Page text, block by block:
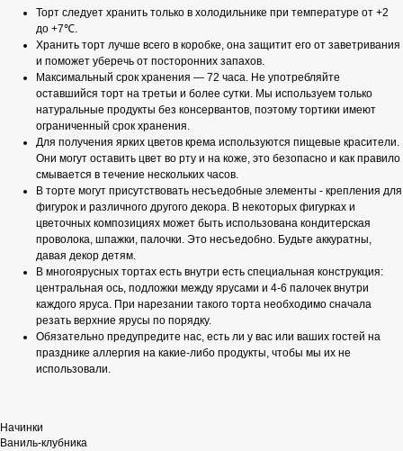
Торт следует хранить только в холодильнике при температуре от +2
до +7℃.
Хранить торт лучше всего в коробке, она защитит его от заветривания
и поможет уберечь от посторонних запахов.
Максимальный срок хранения — 72 часа. Не употребляйте
оставшийся торт на третьи и более сутки. Мы используем только
натуральные продукты без консервантов, поэтому тортики имеют
ограниченный срок хранения.
Для получения ярких цветов крема используются пищевые красители.
Они могут оставить цвет во рту и на коже, это безопасно и как правило
смывается в течение нескольких часов.
В торте могут присутствовать несъедобные элементы - крепления для
фигурок и различного другого декора. В некоторых фигурках и
цветочных композициях может быть использована кондитерская
проволока, шпажки, палочки. Это несъедобно. Будьте аккуратны,
давая декор детям.
В многоярусных тортах есть внутри есть специальная конструкция:
центральная ось, подложки между ярусами и 4-6 палочек внутри
каждого яруса. При нарезании такого торта необходимо сначала
резать верхние ярусы по порядку.
Обязательно предупредите нас, есть ли у вас или ваших гостей на
празднике аллергия на какие-либо продукты, чтобы мы их не
использовали.
Начинки
Ваниль-клубника